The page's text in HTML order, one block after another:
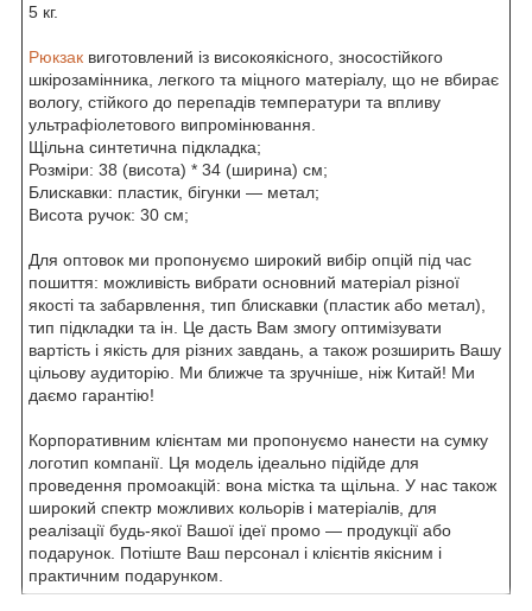
5 кг.
Рюкзак виготовлений із високоякісного, зносостійкого
шкірозамінника, легкого та міцного матеріалу, що не вбирає
вологу, стійкого до перепадів температури та впливу
ультрафіолетового випромінювання.
Щільна синтетична підкладка;
Розміри: 38 (висота) * 34 (ширина) см;
Блискавки: пластик, бігунки — метал;
Висота ручок: 30 см;
Для оптовок ми пропонуємо широкий вибір опцій під час
пошиття: можливість вибрати основний матеріал різної
якості та забарвлення, тип блискавки (пластик або метал),
тип підкладки та ін. Це дасть Вам змогу оптимізувати
вартість і якість для різних завдань, а також розширить Вашу
цільову аудиторію. Ми ближче та зручніше, ніж Китай! Ми
даємо гарантію!
Корпоративним клієнтам ми пропонуємо нанести на сумку
логотип компанії. Ця модель ідеально підійде для
проведення промоакцій: вона містка та щільна. У нас також
широкий спектр можливих кольорів і матеріалів, для
реалізації будь-якої Вашої ідеї промо — продукції або
подарунок. Потіште Ваш персонал і клієнтів якісним і
практичним подарунком.